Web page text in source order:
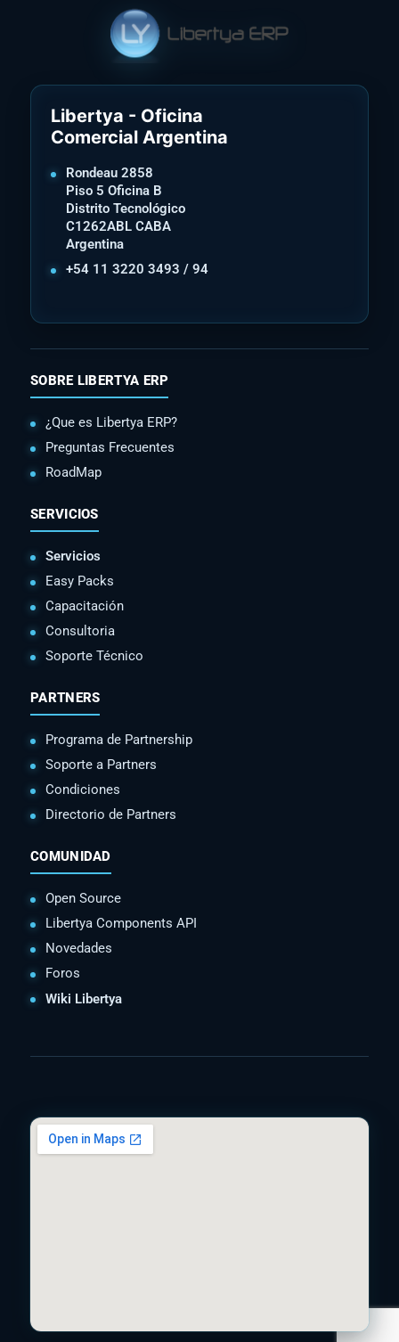
Libertya - Oficina
Comercial Argentina
Rondeau 2858
Piso 5 Oficina B
Distrito Tecnológico
C1262ABL CABA
Argentina
+54 11 3220 3493 / 94
SOBRE LIBERTYA ERP
¿Que es Libertya ERP?
Preguntas Frecuentes
RoadMap
SERVICIOS
Servicios
Easy Packs
Capacitación
Consultoria
Soporte Técnico
PARTNERS
Programa de Partnership
Soporte a Partners
Condiciones
Directorio de Partners
COMUNIDAD
Open Source
Libertya Components API
Novedades
Foros
Wiki Libertya